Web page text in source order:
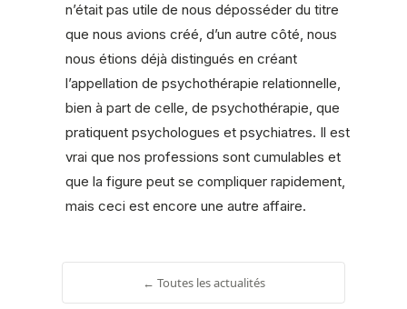
n’était pas utile de nous déposséder du titre
que nous avions créé, d’un autre côté, nous
nous étions déjà distingués en créant
l’appellation de psychothérapie relationnelle,
bien à part de celle, de psychothérapie, que
pratiquent psychologues et psychiatres. Il est
vrai que nos professions sont cumulables et
que la figure peut se compliquer rapidement,
mais ceci est encore une autre affaire.
← Toutes les actualités